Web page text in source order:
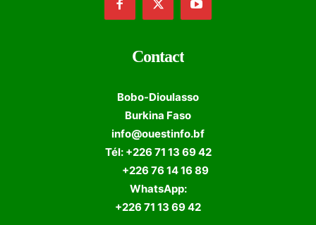
Contact
Bobo-Dioulasso
Burkina Faso
info@ouestinfo.bf
Tél: +226 71 13 69 42
+226 76 14 16 89
WhatsApp:
+226 71 13 69 42